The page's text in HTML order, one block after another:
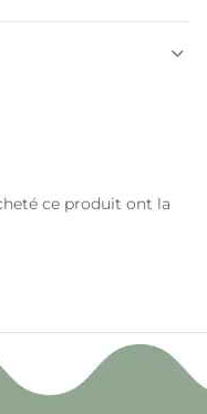
ce produit ont la